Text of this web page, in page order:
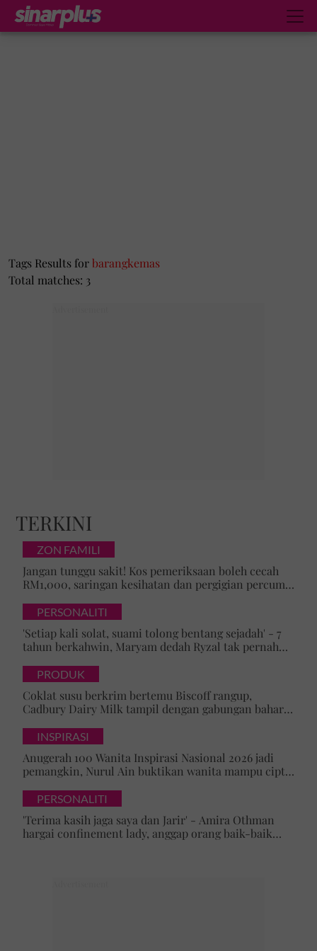
Tags Results forbarangkemas
Total matches: 3
TERKINI
ZON FAMILI
Jangan tunggu sakit! Kos pemeriksaan boleh cecah
RM1,000, saringan kesihatan dan pergigian percuma
PERSONALITI
'Setiap kali solat, suami tolong bentang sejadah' - 7
tahun berkahwin, Maryam dedah Ryzal tak pernah
PRODUK
Coklat susu berkrim bertemu Biscoff rangup,
Cadbury Dairy Milk tampil dengan gabungan baharu
INSPIRASI
Anugerah 100 Wanita Inspirasi Nasional 2026 jadi
pemangkin, Nurul Ain buktikan wanita mampu cipta
PERSONALITI
'Terima kasih jaga saya dan Jarir' - Amira Othman
hargai confinement lady, anggap orang baik-baik